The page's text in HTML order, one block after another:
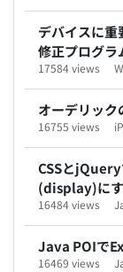
デバイスに重
修正プログラ
17584 views
オーデリック
16755 views
CSSと
(display)に
16484 views
Java POIで
16469 views